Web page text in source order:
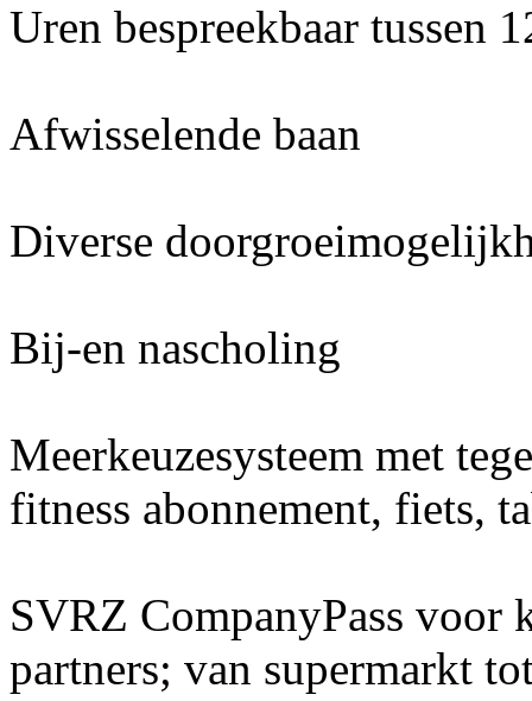
Uren bespreekbaar tussen
Afwisselende baan
Diverse
Bij-en nascholing
Meerkeuzesysteem met
fitness abonnement, fiets,
SVRZ CompanyPass voor
partners; van supermarkt